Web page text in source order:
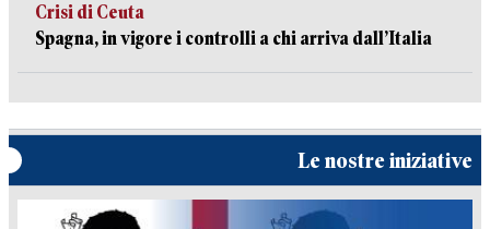
Crisi di Ceuta
Spagna, in vigore i controlli a chi arriva dall’Italia
Le nostre iniziative